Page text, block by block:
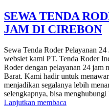
SEWA TENDA
JAM DI CIREBON
Sewa Tenda Roder Pelayanan
websiet kami PT. Tenda Roder
Roder dengan pelayanan 24 jam
Barat. Kami hadir untuk
menjadikan segalanya lebih
selengkapnya, bisa
Lanjutkan membaca